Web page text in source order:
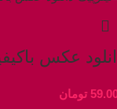
عکس
تومان